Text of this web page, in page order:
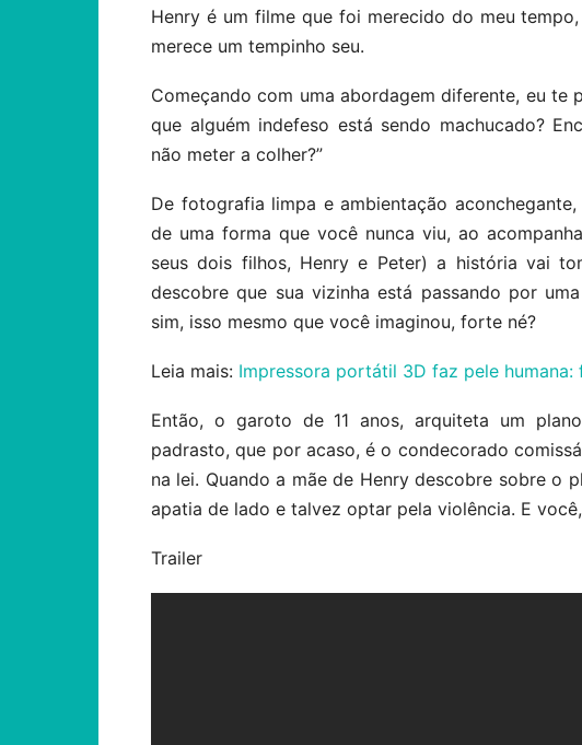
Henry é um filme que foi merecido do meu
merece um tempinho seu.
Começando com uma abordagem diferente, eu te
que alguém indefeso está sendo machucado?
não meter a colher?”
De fotografia limpa e ambientação
de uma forma que você nunca viu, ao
seus dois filhos, Henry e Peter) a história vai
descobre que sua vizinha está passando por
sim, isso mesmo que você imaginou, forte né?
Leia mais: Impressora portátil 3D faz pele humana:
Então, o garoto de 11 anos, arquiteta um
padrasto, que por acaso, é o condecorado
na lei. Quando a mãe de Henry descobre sobre o
apatia de lado e talvez optar pela violência. E
Trailer